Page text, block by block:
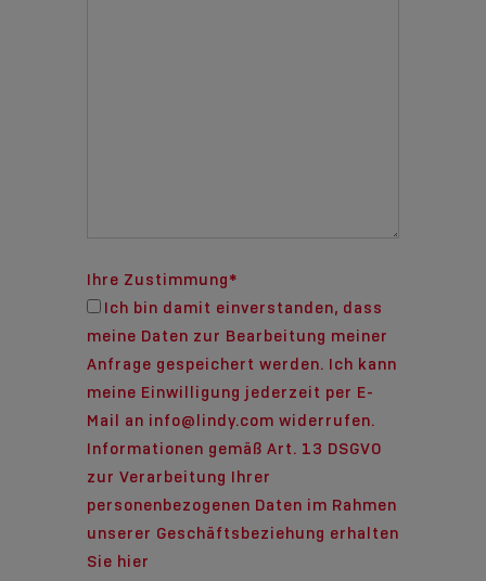
Ihre Zustimmung*
Ich bin damit einverstanden, dass
meine Daten zur Bearbeitung meiner
Anfrage gespeichert werden. Ich kann
meine Einwilligung jederzeit per E-
Mail an info@lindy.com widerrufen.
Informationen gemäß Art. 13 DSGVO
zur Verarbeitung Ihrer
personenbezogenen Daten im Rahmen
unserer Geschäftsbeziehung erhalten
Sie hier